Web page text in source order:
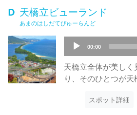
この言い伝えは『九
能でも取り上げられ
れる出船祭りでも再
この「九世戸縁起
を智恩寺で買うこ
には重要文化財と
脇侍善財童子優闐
鉄湯船（てつゆぶ
しかし、橋の下を
ると、船が通過でき
橋のような可動橋が
この橋は、橋自体
路を確保しており
動くのは27メート
年）木造の橋とし
ろ雲うごく 天の橋
D 天橋立ビューランド
あまのはしだてびゅーらんど
Audio
Player
00:00
天橋立全体が美し
り、そのひとつが
西、文珠山（もん
スポット詳細